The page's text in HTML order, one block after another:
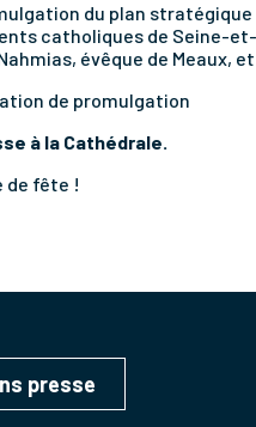
du plan stratégique
catholiques de Seine-et-
évêque de Meaux,
de promulgation
à la Cathédrale.
de fête !
presse